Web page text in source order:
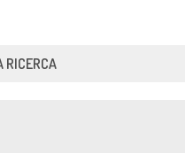
RICERCA